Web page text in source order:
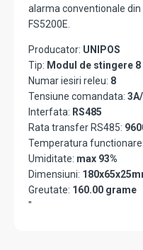
alarma conventionale din
FS5200E.
Producator: UNIPOS
Tip: Modul de stingere
Numar iesiri releu: 8
Tensiune comandata:
Interfata: RS485
Rata transfer RS485:
Temperatura functionare:
Umiditate: max 93%
Dimensiuni:
Greutate: 160.00 grame
"